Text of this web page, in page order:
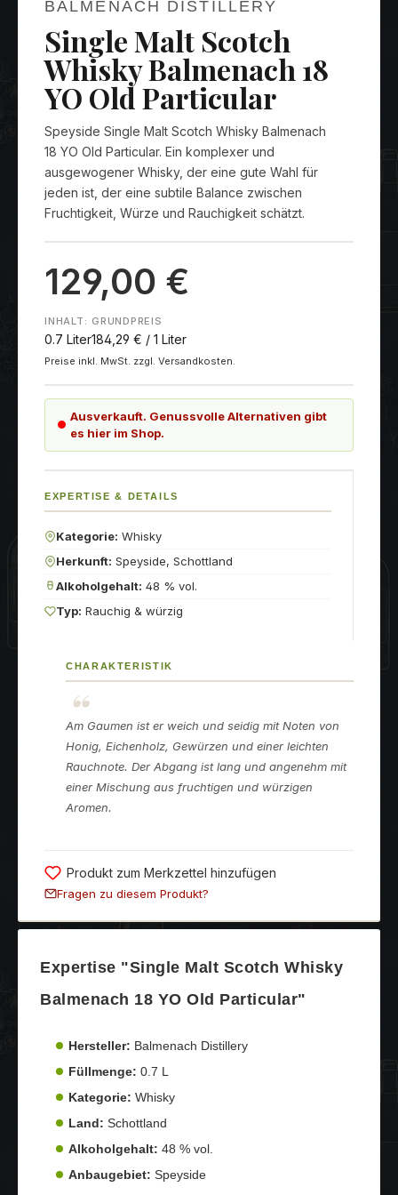
BALMENACH DISTILLERY
Single Malt Scotch
Whisky Balmenach 18
YO Old Particular
Speyside Single Malt Scotch Whisky Balmenach
18 YO Old Particular. Ein komplexer und
ausgewogener Whisky, der eine gute Wahl für
jeden ist, der eine subtile Balance zwischen
Fruchtigkeit, Würze und Rauchigkeit schätzt.
129,00 €
INHALT:
0.7 Liter
GRUNDPREIS
184,29 € / 1 Liter
Preise inkl. MwSt. zzgl. Versandkosten.
Ausverkauft. Genussvolle Alternativen gibt
es hier im Shop.
EXPERTISE & DETAILS
Kategorie: Whisky
Herkunft: Speyside, Schottland
Alkoholgehalt: 48 % vol.
Typ: Rauchig & würzig
CHARAKTERISTIK
Am Gaumen ist er weich und seidig mit Noten von
Honig, Eichenholz, Gewürzen und einer leichten
Rauchnote. Der Abgang ist lang und angenehm mit
einer Mischung aus fruchtigen und würzigen
Aromen.
Produkt zum Merkzettel hinzufügen
Fragen zu diesem Produkt?
Expertise "Single Malt Scotch Whisky
Balmenach 18 YO Old Particular"
Hersteller: Balmenach Distillery
Füllmenge: 0.7 L
Kategorie: Whisky
Land: Schottland
Alkoholgehalt: 48 % vol.
Anbaugebiet: Speyside